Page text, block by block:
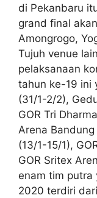
di Pekanbaru
grand final
Amongrogo,
Tujuh venue
pelaksanaan
tahun ke-19 ini
(31/1-2/2),
GOR Tri
Arena
(13/1-15/1),
GOR Sritex
enam tim putra
2020 terdiri